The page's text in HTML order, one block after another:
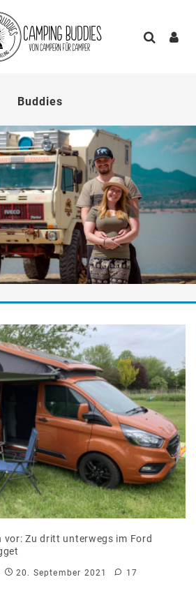
Buddies
vor: Zu dritt unterwegs im Ford
20. September 2021 17